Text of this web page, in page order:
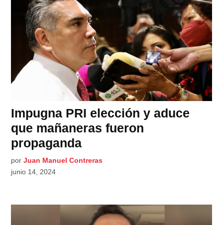
Impugna PRI elección y aduce
que mañaneras fueron
propaganda
por Juan Manuel Contreras
junio 14, 2024